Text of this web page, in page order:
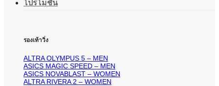
โปรโมชั่น
รองเท้าวิ่ง
ALTRA OLYMPUS 5 – MEN
ASICS MAGIC SPEED – MEN
ASICS NOVABLAST – WOMEN
ALTRA RIVERA 2 – WOMEN